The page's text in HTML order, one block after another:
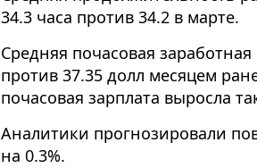
34.3 часа против 34.2 в марте.
Средняя почасовая
против 37.35 долл месяцем
почасовая зарплата выросла
Аналитики прогнозировали
на 0.3%.